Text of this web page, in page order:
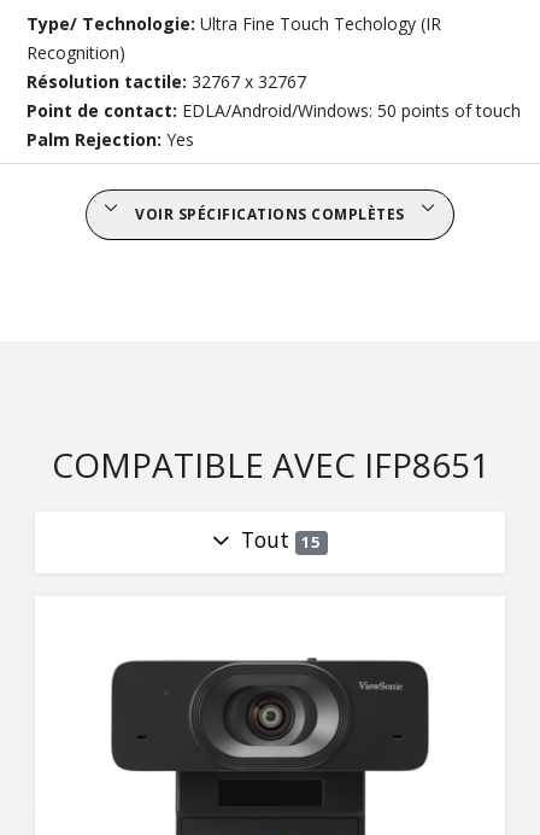
Type/ Technologie:Ultra Fine Touch Techology (IR
Recognition)
Résolution tactile:32767 x 32767
Point de contact: EDLA/Android/Windows: 50 points of touch
Palm Rejection:Yes
VOIR SPÉCIFICATIONS COMPLÈTES
COMPATIBLE AVEC IFP8651
Tout 15